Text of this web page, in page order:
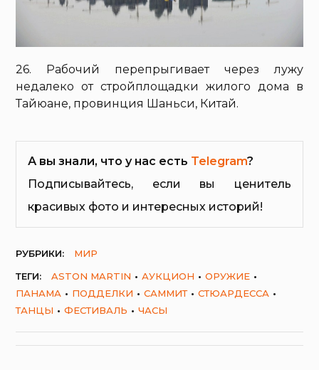
26. Рабочий перепрыгивает через лужу
недалеко от стройплощадки жилого дома в
Тайюане, провинция Шаньси, Китай.
А вы знали, что у нас есть Telegram?
Подписывайтесь, если вы ценитель
красивых фото и интересных историй!
РУБРИКИ:
МИР
ТЕГИ:
ASTON MARTIN АУКЦИОН
ОРУЖИЕ
ПАНАМА
ПОДДЕЛКИ САММИТ
СТЮАРДЕССА
ТАНЦЫ
ФЕСТИВАЛЬ ЧАСЫ